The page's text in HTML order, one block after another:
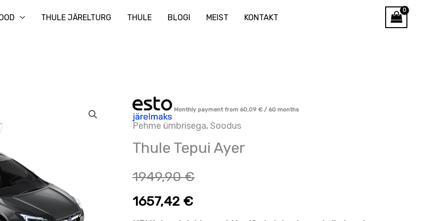
THULE JÄRELTURG THULE BLOGI MEIST KONTAKT
Monthly payment from 60,09 €/ 60 months
Pehme ümbrisega,Soodus
Thule Tepui Ayer
1949,90€
1657,42 €
Thule
Tepui
kogus